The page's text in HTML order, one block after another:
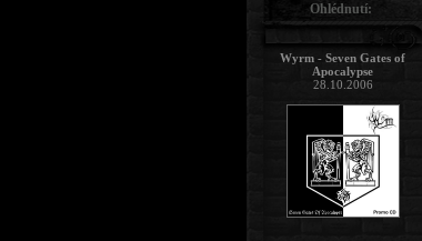
Ohlédnutí:
Wyrm - Seven Gates of
Apocalypse
28.10.2006